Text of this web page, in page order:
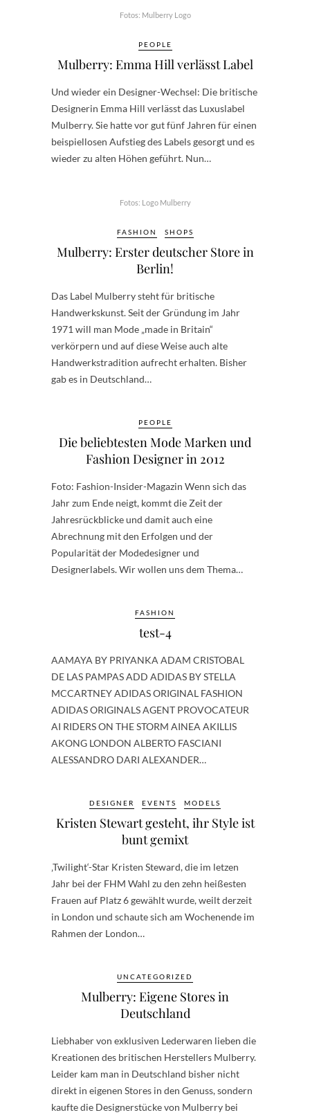
Fotos: Mulberry Logo
PEOPLE
Mulberry: Emma Hill verlässt Label
Und wieder ein Designer-Wechsel: Die britische
Designerin Emma Hill verlässt das Luxuslabel
Mulberry. Sie hatte vor gut fünf Jahren für einen
beispiellosen Aufstieg des Labels gesorgt und es
wieder zu alten Höhen geführt. Nun…
Fotos: Logo Mulberry
FASHION SHOPS
Mulberry: Erster deutscher Store in
Berlin!
Das Label Mulberry steht für britische
Handwerkskunst. Seit der Gründung im Jahr
1971 will man Mode „made in Britain“
verkörpern und auf diese Weise auch alte
Handwerkstradition aufrecht erhalten. Bisher
gab es in Deutschland…
PEOPLE
Die beliebtesten Mode Marken und
Fashion Designer in 2012
Foto: Fashion-Insider-Magazin Wenn sich das
Jahr zum Ende neigt, kommt die Zeit der
Jahresrückblicke und damit auch eine
Abrechnung mit den Erfolgen und der
Popularität der Modedesigner und
Designerlabels. Wir wollen uns dem Thema…
FASHION
test-4
AAMAYA BY PRIYANKA ADAM CRISTOBAL
DE LAS PAMPAS ADD ADIDAS BY STELLA
MCCARTNEY ADIDAS ORIGINAL FASHION
ADIDAS ORIGINALS AGENT PROVOCATEUR
AI RIDERS ON THE STORM AINEA AKILLIS
AKONG LONDON ALBERTO FASCIANI
ALESSANDRO DARI ALEXANDER…
DESIGNER EVENTS MODELS
Kristen Stewart gesteht, ihr Style ist
bunt gemixt
‚Twilight‘-Star Kristen Steward, die im letzen
Jahr bei der FHM Wahl zu den zehn heißesten
Frauen auf Platz 6 gewählt wurde, weilt derzeit
in London und schaute sich am Wochenende im
Rahmen der London…
UNCATEGORIZED
Mulberry: Eigene Stores in
Deutschland
Liebhaber von exklusiven Lederwaren lieben die
Kreationen des britischen Herstellers Mulberry.
Leider kam man in Deutschland bisher nicht
direkt in eigenen Stores in den Genuss, sondern
kaufte die Designerstücke von Mulberry bei